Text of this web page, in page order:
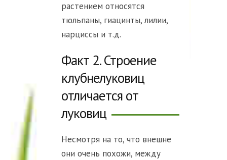
растением относятся
тюльпаны, гиацинты, лилии,
нарциссы и т.д.
Факт 2. Строение
клубнелуковиц
отличается от
луковиц
Несмотря на то, что внешне
они очень похожи, между